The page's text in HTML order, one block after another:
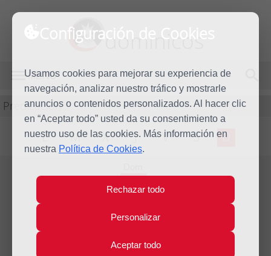
Configuración de Cookies
Usamos cookies para mejorar su experiencia de
navegación, analizar nuestro tráfico y mostrarle
anuncios o contenidos personalizados. Al hacer clic
en “Aceptar todo” usted da su consentimiento a
nuestro uso de las cookies. Más información en
nuestra Política de Cookies.
Rechazar todo
Personalizar
Aceptar todo
dominicos
MENÚ
Predicación
L M X J V S D
15
Mar
Homilía IV Domingo de
Cuaresma